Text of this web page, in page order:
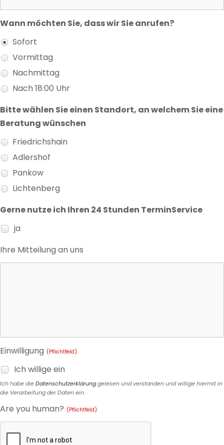
Wann möchten Sie, dass wir Sie anrufen?
Sofort
Vormittag
Nachmittag
Nach 18:00 Uhr
Bitte wählen Sie einen Standort, an welchem Sie eine
Beratung wünschen
Friedrichshain
Adlershof
Pankow
Lichtenberg
Gerne nutze ich Ihren 24 Stunden TerminService
ja
Ihre Mitteilung an uns
Einwilligung (Pflichtfeld)
Ich willige ein
Ich habe dieDatenschutzerklärunggelesen und verstanden und willige hiermit in
die Verarbeitung der Daten ein.
Are you human? (Pflichtfeld)